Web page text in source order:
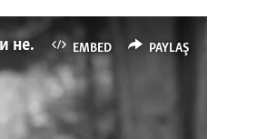
EMBED PAYLAŞ
Имидж – все. Почему азербайджанские правозащитники и независимые журналисты попадают в тюрьму